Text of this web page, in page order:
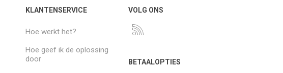
KLANTENSERVICE
Hoe werkt het?
Hoe geef ik de oplossing
door
VOLG ONS
BETAALOPTIES